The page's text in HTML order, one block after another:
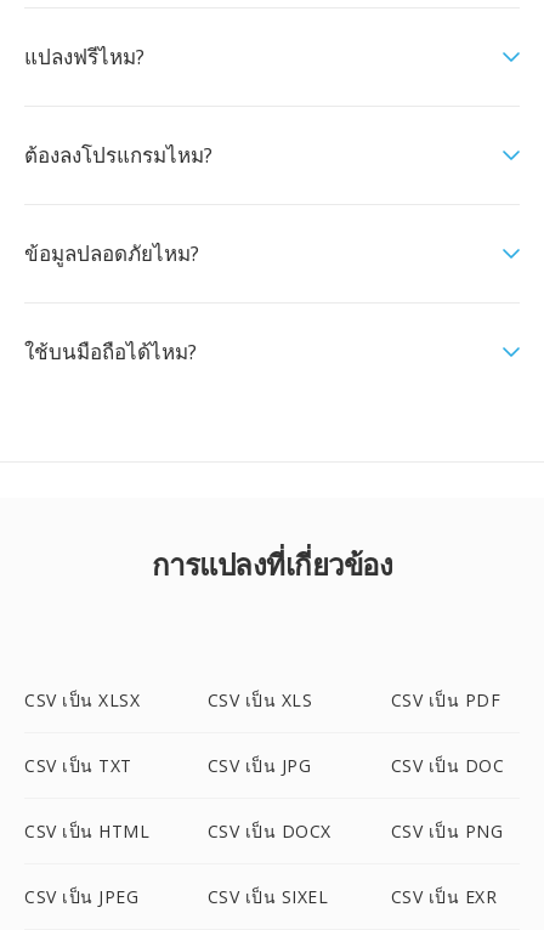
แปลงฟรีไหม?
ต้องลงโปรแกรมไหม?
ข้อมูลปลอดภัยไหม?
ใช้บนมือถือได้ไหม?
การแปลงที่เกี่ยวข้อง
CSV เป็น XLSX CSV เป็น XLS CSV เป็น PDF
CSV เป็น TXT CSV เป็น JPG CSV เป็น DOC
CSV เป็น HTML CSV เป็น DOCX CSV เป็น PNG
CSV เป็น JPEG CSV เป็น SIXEL CSV เป็น EXR